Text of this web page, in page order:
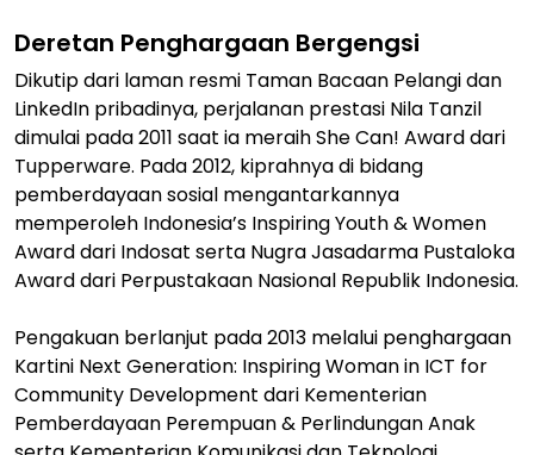
Deretan Penghargaan Bergengsi
Dikutip dari laman resmi Taman Bacaan Pelangi dan
LinkedIn pribadinya, perjalanan prestasi Nila Tanzil
dimulai pada 2011 saat ia meraih She Can! Award dari
Tupperware. Pada 2012, kiprahnya di bidang
pemberdayaan sosial mengantarkannya
memperoleh Indonesia’s Inspiring Youth & Women
Award dari Indosat serta Nugra Jasadarma Pustaloka
Award dari Perpustakaan Nasional Republik Indonesia.
Pengakuan berlanjut pada 2013 melalui penghargaan
Kartini Next Generation: Inspiring Woman in ICT for
Community Development dari Kementerian
Pemberdayaan Perempuan & Perlindungan Anak